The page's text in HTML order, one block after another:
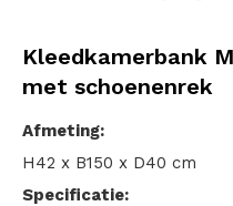
Kleedkamerbank
met schoenenrek
Afmeting:
H42 x B150 x D40 cm
Specificatie: